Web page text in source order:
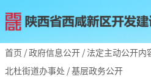
首页 /政府信息公开 / 法定主动公开内
北杜街道办事处 /基层政务公开